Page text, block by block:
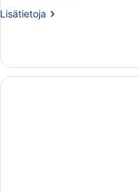
Lisätietoja
Lisätietoja